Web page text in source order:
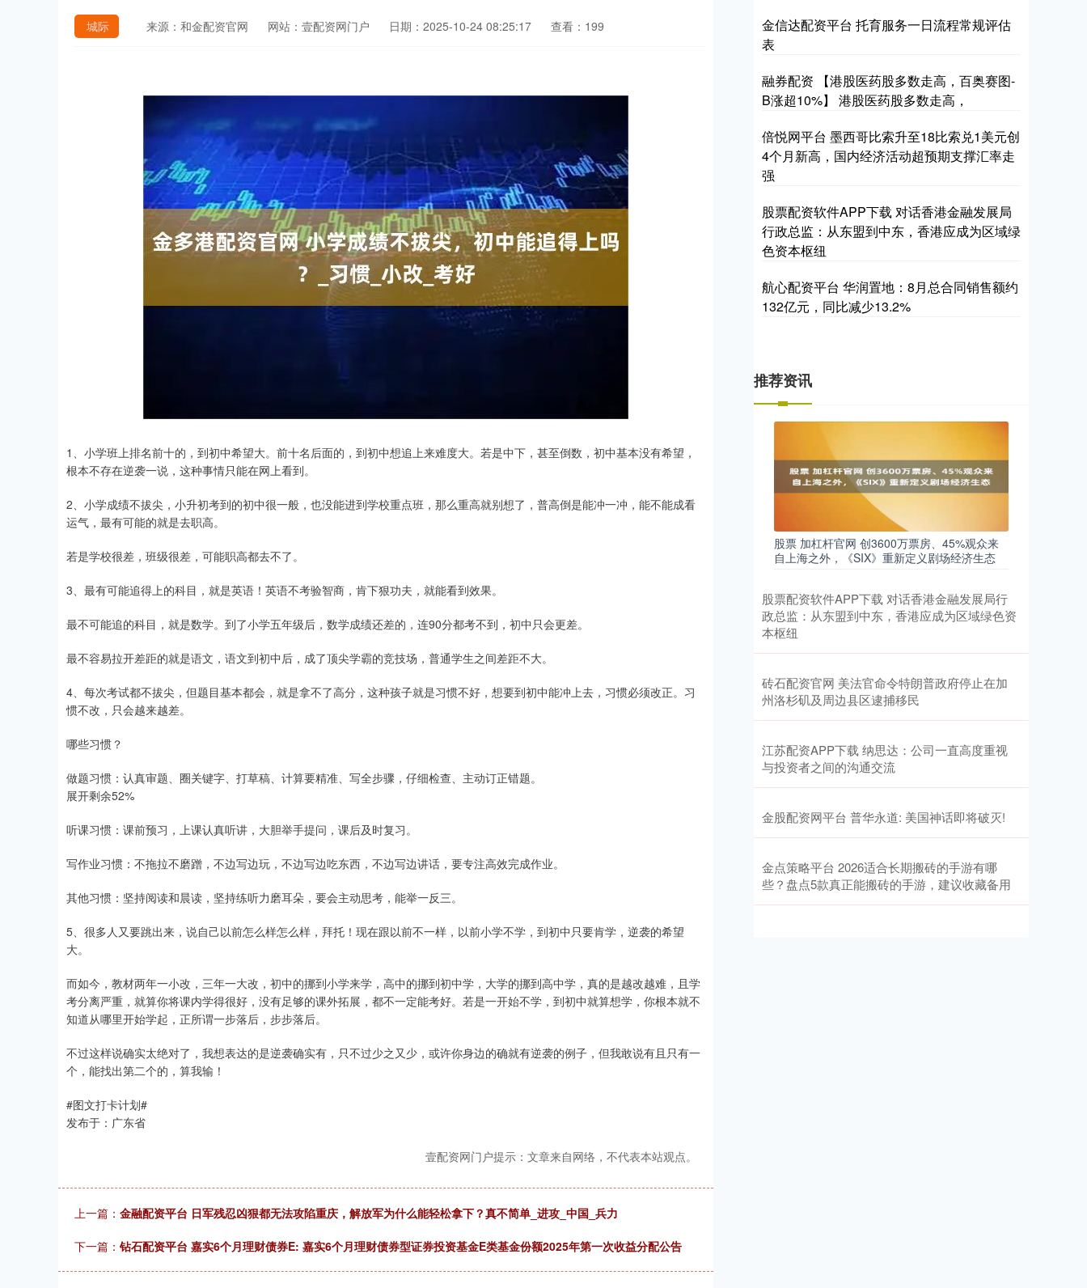
城际 来源：和金配资官网 网站：壹配资网门户 日期：2025-10-24 08:25:17 查看：199
1、小学班上排名前十的，到初中希望大。前十名后面的，到初中想追上来难度大。若是中下，甚至倒数，初中基本没有希望，
根本不存在逆袭一说，这种事情只能在网上看到。
2、小学成绩不拔尖，小升初考到的初中很一般，也没能进到学校重点班，那么重高就别想了，普高倒是能冲一冲，能不能成看
运气，最有可能的就是去职高。
若是学校很差，班级很差，可能职高都去不了。
3、最有可能追得上的科目，就是英语！英语不考验智商，肯下狠功夫，就能看到效果。
最不可能追的科目，就是数学。到了小学五年级后，数学成绩还差的，连90分都考不到，初中只会更差。
最不容易拉开差距的就是语文，语文到初中后，成了顶尖学霸的竞技场，普通学生之间差距不大。
4、每次考试都不拔尖，但题目基本都会，就是拿不了高分，这种孩子就是习惯不好，想要到初中能冲上去，习惯必须改正。习
惯不改，只会越来越差。
哪些习惯？
做题习惯：认真审题、圈关键字、打草稿、计算要精准、写全步骤，仔细检查、主动订正错题。
展开剩余52%
听课习惯：课前预习，上课认真听讲，大胆举手提问，课后及时复习。
写作业习惯：不拖拉不磨蹭，不边写边玩，不边写边吃东西，不边写边讲话，要专注高效完成作业。
其他习惯：坚持阅读和晨读，坚持练听力磨耳朵，要会主动思考，能举一反三。
5、很多人又要跳出来，说自己以前怎么样怎么样，拜托！现在跟以前不一样，以前小学不学，到初中只要肯学，逆袭的希望
大。
而如今，教材两年一小改，三年一大改，初中的挪到小学来学，高中的挪到初中学，大学的挪到高中学，真的是越改越难，且学
考分离严重，就算你将课内学得很好，没有足够的课外拓展，都不一定能考好。若是一开始不学，到初中就算想学，你根本就不
知道从哪里开始学起，正所谓一步落后，步步落后。
不过这样说确实太绝对了，我想表达的是逆袭确实有，只不过少之又少，或许你身边的确就有逆袭的例子，但我敢说有且只有一
个，能找出第二个的，算我输！
#图文打卡计划#
发布于：广东省
壹配资网门户提示：文章来自网络，不代表本站观点。
上一篇： 金融配资平台 日军残忍凶狠都无法攻陷重庆，解放军为什么能轻松拿下？真不简单_进攻_中国_兵力
下一篇： 钻石配资平台 嘉实6个月理财债券E: 嘉实6个月理财债券型证券投资基金E类基金份额2025年第一次收益分配公告
金信达配资平台 托育服务一日流程常规评估
表
融券配资 【港股医药股多数走高，百奥赛图-
B涨超10%】 港股医药股多数走高，
倍悦网平台 墨西哥比索升至18比索兑1美元创
4个月新高，国内经济活动超预期支撑汇率走
强
股票配资软件APP下载 对话香港金融发展局
行政总监：从东盟到中东，香港应成为区域绿
色资本枢纽
航心配资平台 华润置地：8月总合同销售额约
132亿元，同比减少13.2%
推荐资讯
股票 加杠杆官网 创3600万票房、45%观众来
自上海之外，《SIX》重新定义剧场经济生态
股票配资软件APP下载 对话香港金融发展局行
政总监：从东盟到中东，香港应成为区域绿色资
本枢纽
砖石配资官网 美法官命令特朗普政府停止在加
州洛杉矶及周边县区逮捕移民
江苏配资APP下载 纳思达：公司一直高度重视
与投资者之间的沟通交流
金股配资网平台 普华永道: 美国神话即将破灭!
金点策略平台 2026适合长期搬砖的手游有哪
些？盘点5款真正能搬砖的手游，建议收藏备用